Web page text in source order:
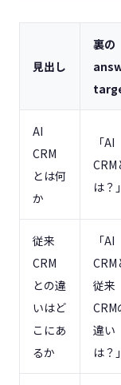
見出し
裏の
AI
CRM
とは何
か
「AI
CRM
は？」
従来
CRM
との違
いはど
こにあ
るか
「AI
CRM
従来
CRM
違い
は？」